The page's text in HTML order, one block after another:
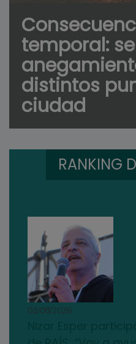
temporal:
distintos
ciudad
RANKING
03/08/2026